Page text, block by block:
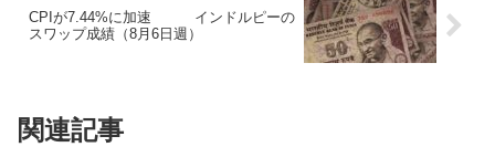
CPIが7.44%に加速 インドルピーの
スワップ成績（8月6日週）
関連記事